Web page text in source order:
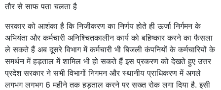
तौर से साफ पता चलता है
सरकार को आशंका है कि निजीकरण का निर्णय होते ही ऊर्जा निर्गमन के
अभियंता और कर्मचारी अनिश्चितकालीन कार्य को बहिष्कार करने का फैसला
ले सकते हैं अब दूसरे विभाग में कर्मचारी भी बिजली कंपनियों के कर्मचारियों के
समर्थन में हड़ताल में शामिल भी हो सकते हैं इस प्रकरण को देखते हुए उत्तर
प्रदेश सरकार ने सभी विभागों निगमन और स्थानीय प्राधिकरण में अगले
लगभग लगभग 6 महीने तक हड़ताल करने पर सख्त रोक लगा दिया है. इसी